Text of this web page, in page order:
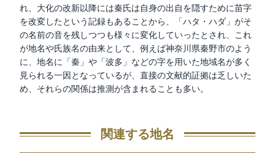
れ、大化の改新以降には秦氏は自身の出自を隠すために苗字
を改変したという記録もあることから、「ハタ・ハダ」がそ
の名前の音を残しつつも様々に変化していったとされ、これ
が地名や氏族名の由来として、例えば神奈川県秦野市のよう
に、地名に「秦」や「波多」などの字を用いた地域名が多く
見られる一因となっているが、直接の文献的証拠は乏しいた
め、それらの関係は推測が含まれることも多い。
関連する地名